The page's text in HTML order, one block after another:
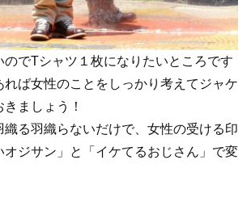
のでTシャツ１枚になりたいところです
れば女性のことをしっかり考えてジャケ
ましょう！
織る羽織らないだけで、女性の受ける印
オジサン」と「イケてるおじさん」で変